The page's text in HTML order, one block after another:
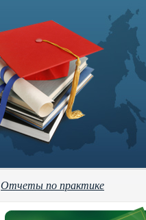
Отчеты по практике